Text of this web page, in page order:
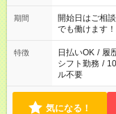
18：00 11：00～20：00 など
合わせ週40時
週20時間以上
派遣法（日雇
業はご案内が
期間
開始日はご相
でも働けます！
特徴 日払いOK / 履
シフト勤務 /
ル不要
気になる！